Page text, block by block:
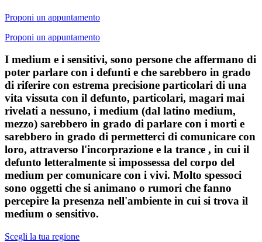
Proponi un appuntamento
Proponi un appuntamento
I medium e i sensitivi, sono persone che affermano di
poter parlare con i defunti e che sarebbero in grado
di riferire con estrema precisione particolari di una
vita vissuta con il defunto, particolari, magari mai
rivelati a nessuno, i medium (dal latino medium,
mezzo) sarebbero in grado di parlare con i morti e
sarebbero in grado di permetterci di comunicare con
loro, attraverso l'incorprazione e la trance , in cui il
defunto letteralmente si impossessa del corpo del
medium per comunicare con i vivi. Molto spessoci
sono oggetti che si animano o rumori che fanno
percepire la presenza nell'ambiente in cui si trova il
medium o sensitivo.
Scegli la tua regione